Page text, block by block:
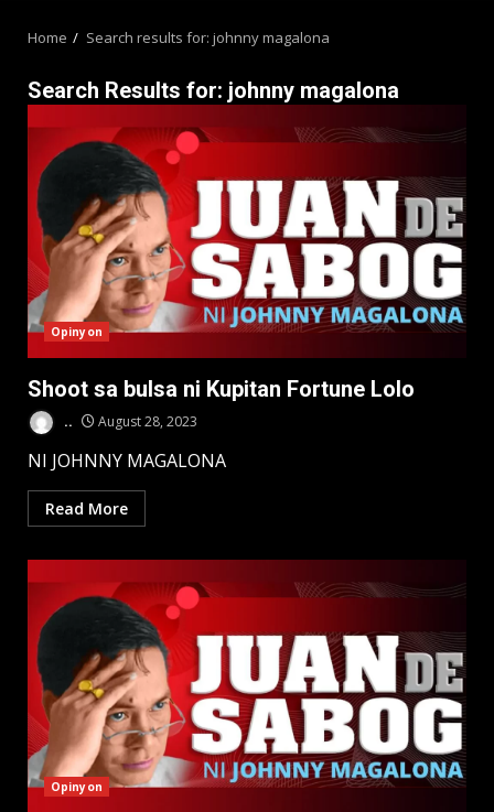
Home Search results for: johnny magalona
Search Results for: johnny magalona
Opinyon
Shoot sa bulsa ni Kupitan Fortune Lolo
.. August 28, 2023
NI JOHNNY MAGALONA
Read More
Opinyon